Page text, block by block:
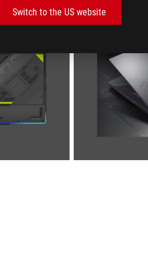
Switch to the US website